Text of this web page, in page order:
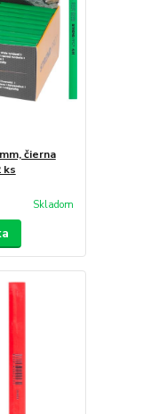
čierna
ks
Skladom